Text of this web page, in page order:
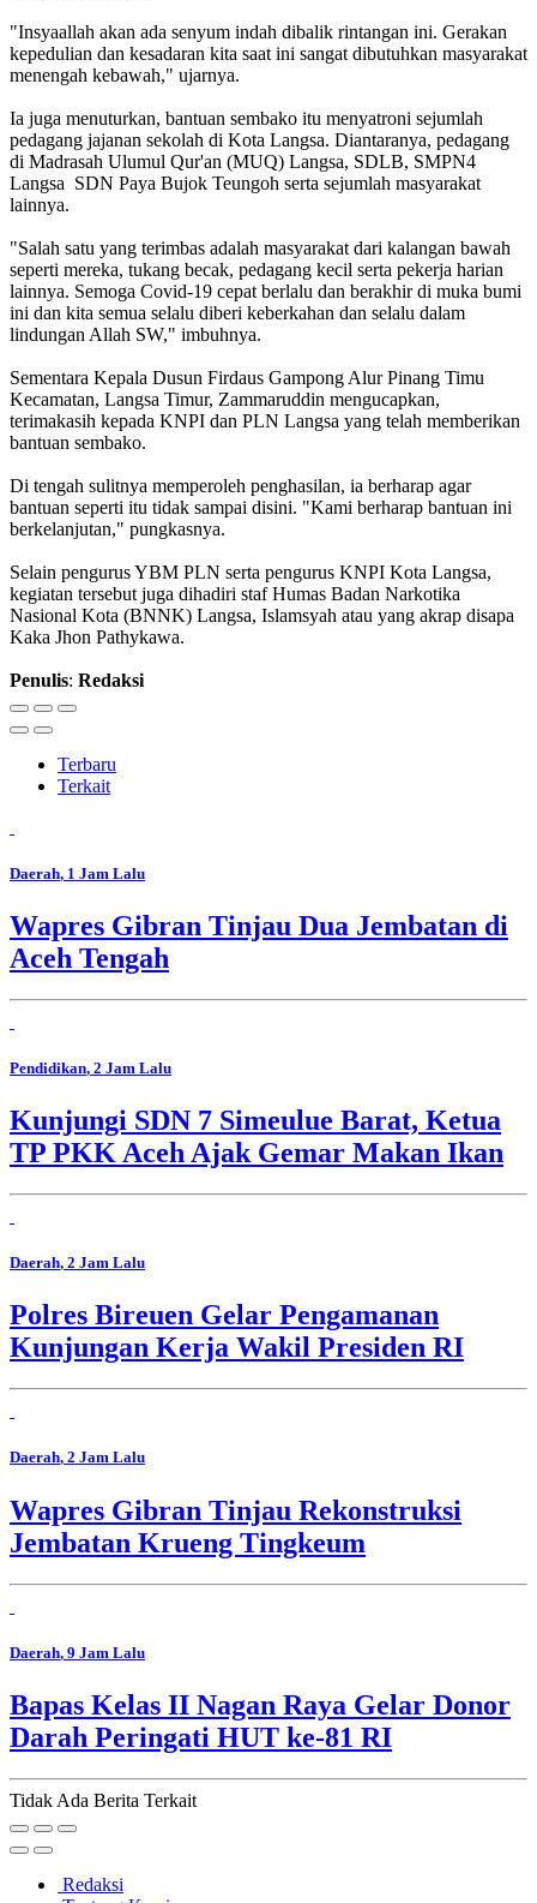
"Insyaallah akan ada senyum indah dibalik rintangan ini. Gerakan
kepedulian dan kesadaran kita saat ini sangat dibutuhkan masyarakat
menengah kebawah," ujarnya.
Ia juga menuturkan, bantuan sembako itu menyatroni sejumlah
pedagang jajanan sekolah di Kota Langsa. Diantaranya, pedagang
di Madrasah Ulumul Qur'an (MUQ) Langsa, SDLB, SMPN4
Langsa SDN Paya Bujok Teungoh serta sejumlah masyarakat
lainnya.
"Salah satu yang terimbas adalah masyarakat dari kalangan bawah
seperti mereka, tukang becak, pedagang kecil serta pekerja harian
lainnya. Semoga Covid-19 cepat berlalu dan berakhir di muka bumi
ini dan kita semua selalu diberi keberkahan dan selalu dalam
lindungan Allah SW," imbuhnya.
Sementara Kepala Dusun Firdaus Gampong Alur Pinang Timu
Kecamatan, Langsa Timur, Zammaruddin mengucapkan,
terimakasih kepada KNPI dan PLN Langsa yang telah memberikan
bantuan sembako.
Di tengah sulitnya memperoleh penghasilan, ia berharap agar
bantuan seperti itu tidak sampai disini. "Kami berharap bantuan ini
berkelanjutan," pungkasnya.
Selain pengurus YBM PLN serta pengurus KNPI Kota Langsa,
kegiatan tersebut juga dihadiri staf Humas Badan Narkotika
Nasional Kota (BNNK) Langsa, Islamsyah atau yang akrap disapa
Kaka Jhon Pathykawa.
Penulis: Redaksi
Terbaru
Terkait
Daerah, 1 Jam Lalu
Wapres Gibran Tinjau Dua Jembatan di
Aceh Tengah
Pendidikan, 2 Jam Lalu
Kunjungi SDN 7 Simeulue Barat, Ketua
TP PKK Aceh Ajak Gemar Makan Ikan
Daerah, 2 Jam Lalu
Polres Bireuen Gelar Pengamanan
Kunjungan Kerja Wakil Presiden RI
Daerah, 2 Jam Lalu
Wapres Gibran Tinjau Rekonstruksi
Jembatan Krueng Tingkeum
Daerah, 9 Jam Lalu
Bapas Kelas II Nagan Raya Gelar Donor
Darah Peringati HUT ke-81 RI
Tidak Ada Berita Terkait
Redaksi